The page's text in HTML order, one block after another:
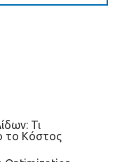
Τι
το Κόστος